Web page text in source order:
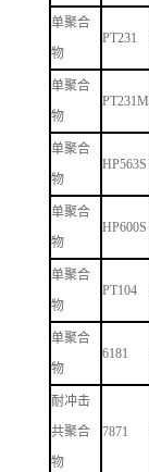
单聚合
物
PT231
单聚合
物
PT231M
单聚合
物
HP563S
单聚合
物
HP600S
单聚合
物
PT104
单聚合
物
6181
耐冲击
共聚合
物
7871